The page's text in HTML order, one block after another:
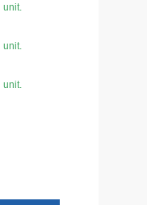
unit.
unit.
unit.